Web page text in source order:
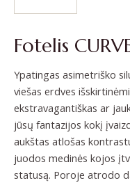
Fotelis
Ypatingas asimetriško
viešas erdves
ekstravagantiškas ar
jūsų fantazijos kokį
aukštas atlošas
juodos medinės kojos
statusą. Poroje atrodo